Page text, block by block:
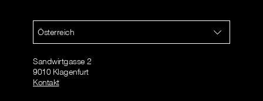
Österreich
Sandwirtgasse 2
9010 Klagenfurt
Kontakt